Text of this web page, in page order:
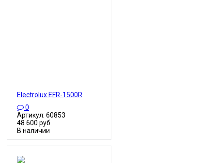
Electrolux EFR-1500R
0
Артикул: 60853
48 600 руб.
В наличии